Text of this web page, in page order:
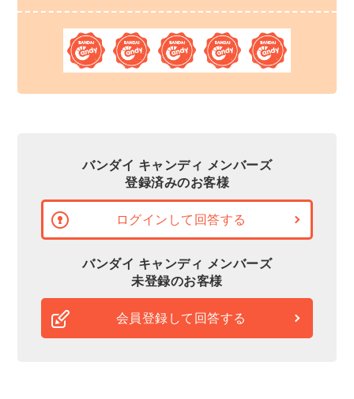
バンダイ キャンディ メンバーズ
登録済みのお客様
ログインして回答する
バンダイ キャンディ メンバーズ
未登録のお客様
会員登録して回答する